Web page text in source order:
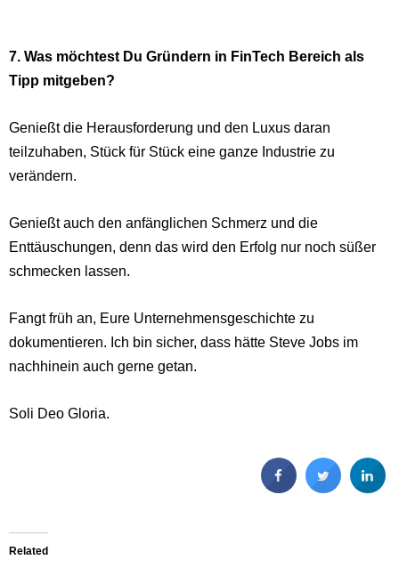
7. Was möchtest Du Gründern in FinTech Bereich als
Tipp mitgeben?
Genießt die Herausforderung und den Luxus daran
teilzuhaben, Stück für Stück eine ganze Industrie zu
verändern.
Genießt auch den anfänglichen Schmerz und die
Enttäuschungen, denn das wird den Erfolg nur noch süßer
schmecken lassen.
Fangt früh an, Eure Unternehmensgeschichte zu
dokumentieren. Ich bin sicher, dass hätte Steve Jobs im
nachhinein auch gerne getan.
Soli Deo Gloria.
Related